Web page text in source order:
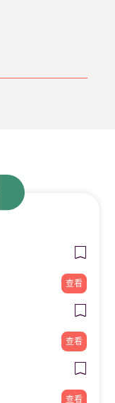
查看
查看
查看